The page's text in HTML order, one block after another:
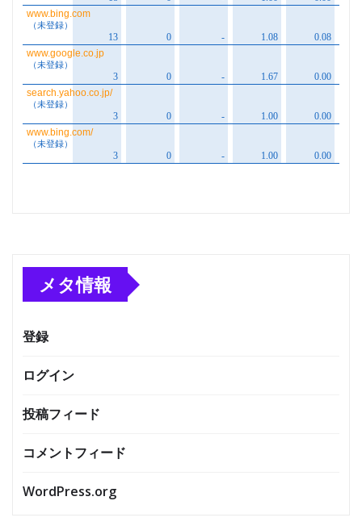
メタ情報
登録
ログイン
投稿フィード
コメントフィード
WordPress.org